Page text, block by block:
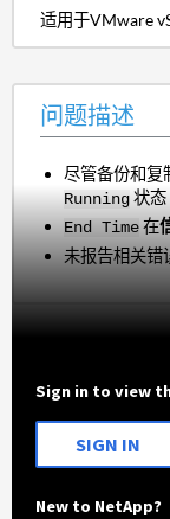
适用于VMware
问题描述
尽管备份和复
Running状态
End Time在
未报告相关错
Sign in to view
SIGN IN
New to NetApp?